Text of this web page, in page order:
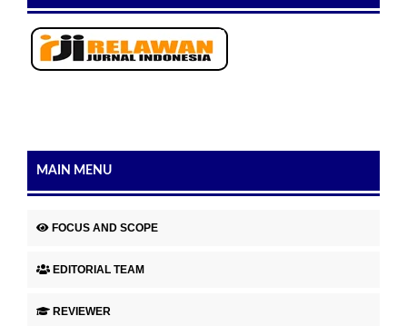
MAIN MENU
FOCUS AND SCOPE
EDITORIAL TEAM
REVIEWER